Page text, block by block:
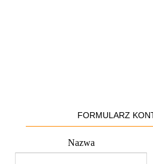
FORMULARZ
Nazwa